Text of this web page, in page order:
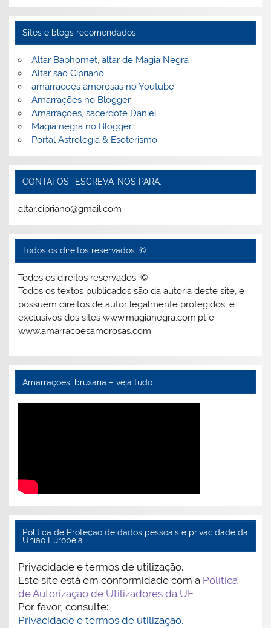
Sites e blogs recomendados
Altar Baphomet, altar de Magia Negra
Altar são Cipriano
amarrações amorosas no Youtube
Amarrações no Blogger
Amarrações, sacerdote Daniel
Magia negra no Blogger
Portal Astrologia & Esoterismo
CONTATOS- ESCREVA-NOS PARA:
altar.cipriano@gmail.com
Todos os direitos reservados. ©
Todos os direitos reservados. © -
Todos os textos publicados são da autoria deste site, e
possuem direitos de autor legalmente protegidos, e
exclusivos dos sites www.magianegra.com.pt e
www.amarracoesamorosas.com
Amarraçoes, bruxaria – veja tudo:
Politica de Proteção de dados pessoais e privacidade da
União Europeia
Privacidade e termos de utilização.
Este site está em conformidade com a Política
de Autorização de Utilizadores da UE
Por favor, consulte:
Privacidade e termos de utilização.